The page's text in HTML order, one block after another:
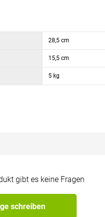
28,5 cm
15,5 cm
5 kg
gibt es keine Fragen
schreiben